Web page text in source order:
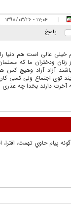
| ۱۷:۰۴ - ۱۳۹۸/۰۳/۲۶
پاسخ
خیلی عالی است هم دنیا
زنان ودختران ما که
آزاد آزاد وهیچ کس
توی اجتماع ولی کسی
به آخرت دارند بخدا چه عذری
پيام حاوي تهمت،